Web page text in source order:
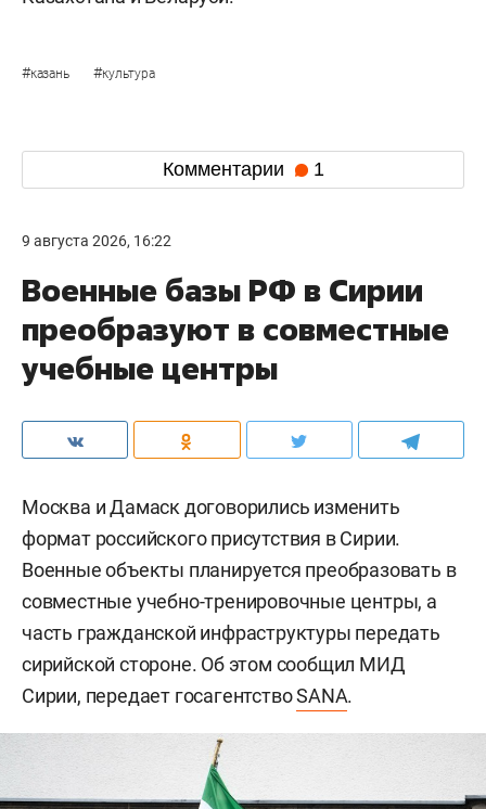
#казань #культура
Комментарии 1
9 августа 2026, 16:22
Военные базы РФ в Сирии
преобразуют в совместные
учебные центры
Москва и Дамаск договорились изменить
формат российского присутствия в Сирии.
Военные объекты планируется преобразовать в
совместные учебно-тренировочные центры, а
часть гражданской инфраструктуры передать
сирийской стороне. Об этом сообщил МИД
Сирии, передает госагентствоSANA.